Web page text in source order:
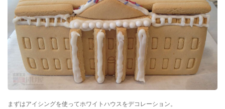
まずはアイシングを使ってホワイトハウスをデコレーション。